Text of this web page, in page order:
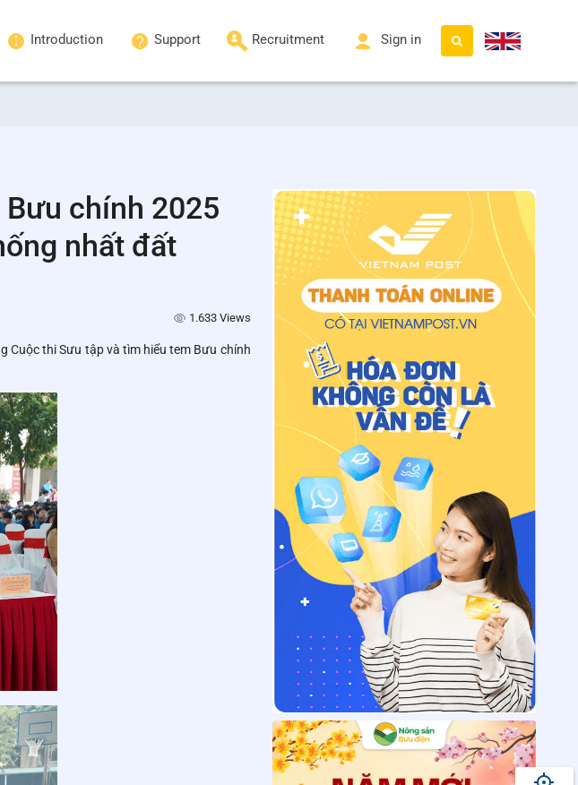
Introduction Support Recruitment Sign in
chính 2025
nhất đất
1.633 Views
Cuộc thi Sưu tập và tìm hiểu tem Bưu chính